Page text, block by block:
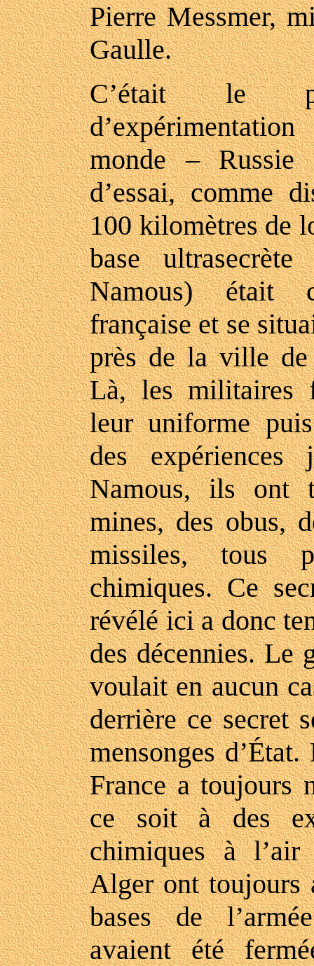
Pierre Messmer,
Gaulle.
C’était le
monde – Russie
d’essai, comme
100 kilomètres de
base
Namous) était
française et se
près de la ville
Là, les militaires
leur uniforme
des
Namous, ils ont
mines, des obus,
missiles, tous
chimiques. Ce
révélé ici a donc
des décennies. Le
voulait en aucun
derrière ce secret
mensonges
France a toujours
ce soit à des
chimiques à
Alger ont toujours
bases de
avaient été